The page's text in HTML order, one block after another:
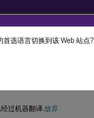
态翻译。
过机器翻译.放弃
选语言切换到该 Web 站点?